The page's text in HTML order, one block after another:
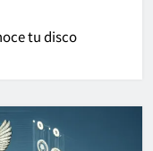
tu disco